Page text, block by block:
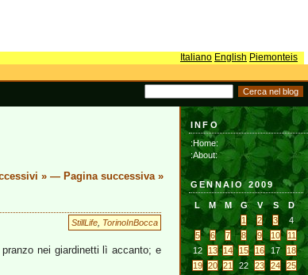
Italiano English Piemonteis
» — Pagina successiva »
StillLife TorinoInBocca
nei giardinetti lì accanto; e
INFO
:Home:
:About:
GENNAIO 2009
L M M G V S
D
1
2 3
4
5
6 7 8 9 10
11
12
13 14 15 16 17
18
19
20 21 22 23 24
25